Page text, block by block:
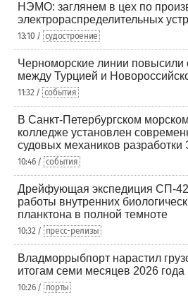
НЭМО: заглянем в цех по
электрораспределительных
13:10 / судостроение
Черноморские линии повысили
между Турцией и
11:32 / события
В Санкт-Петербургском
колледже установлен
судовых механиков
10:46 / события
Дрейфующая экспедиция СП-
работы внутренних
планктона в полной темноте
10:32 / пресс-релизы
Владморрыбпорт нарастил
итогам семи месяцев 2026 года
10:26 / порты